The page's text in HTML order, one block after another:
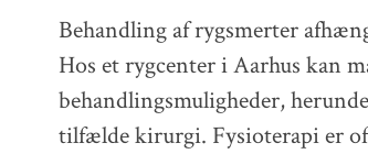
Behandling af rygsmerter
Hos et rygcenter i Aarhus kan
behandlingsmuligheder,
tilfælde kirurgi. Fysioterapi er